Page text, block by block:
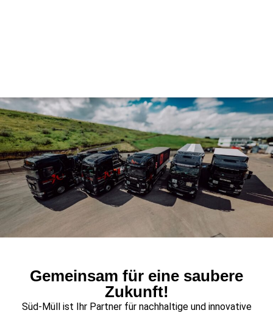
Gemeinsam für eine saubere
Zukunft!
Süd-Müll ist Ihr Partner für nachhaltige und innovative